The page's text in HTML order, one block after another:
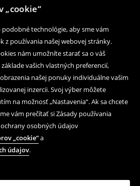
„cookie“
technológie, aby sme vám
z používania našej webovej stránky.
nám umožníte starať sa o váš
vašich vlastných preferencií,
našej ponuky individuálne vašim
inzercii. Svoj výber môžete
na možnosť „Nastavenia“. Ak sa chcete
vám prečítať si Zásady používania
osobných údajov
„cookie“a
údajov.